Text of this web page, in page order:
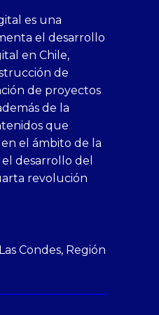
DE
2021
dirigido por el
de la
con la